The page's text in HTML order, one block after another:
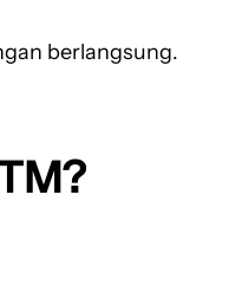
berlangsung.